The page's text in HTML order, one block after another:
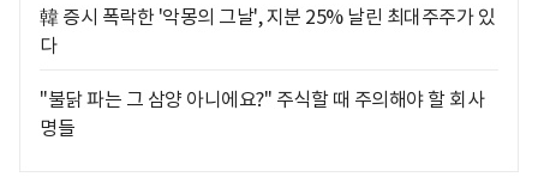
韓 증시 폭락한 '악몽의 그날', 지분 25% 날린 최대주주가 있
다
"불닭 파는 그 삼양 아니에요?" 주식할 때 주의해야 할 회사
명들